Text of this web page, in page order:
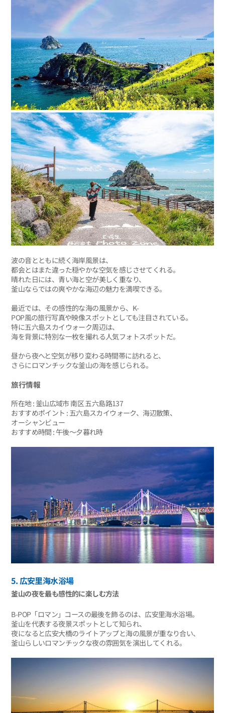
波の音とともに続く海岸風景は、
都会とはまた違った穏やかな空気を感じさせてくれる。
晴れた日には、青い海と空が美しく重なり、
釜山ならではの爽やかな海辺の魅力を満喫できる。
最近では、その感性的な海の風景から、K-
POP風の旅行写真や映像スポットとしても注目されている。
特に五六島スカイウォーク周辺は、
海を背景に特別な一枚を撮れる人気フォトスポットだ。
昼から夜へと空気が移り変わる時間帯に訪れると、
さらにロマンチックな釜山の海を感じられる。
旅行情報
所在地 : 釜山広域市 南区 五六島路137
おすすめポイント : 五六島スカイウォーク、海辺散策、
オーシャンビュー
おすすめ時間 : 午後〜夕暮れ時
5. 広安里海水浴場
釜山の夜を最も感性的に楽しむ方法
B-POP「ロマン」コースの最後を飾るのは、広安里海水浴場。
釜山を代表する夜景スポットとして知られ、
夜になると広安大橋のライトアップと海の風景が重なり合い、
釜山らしいロマンチックな夜の雰囲気を演出してくれる。